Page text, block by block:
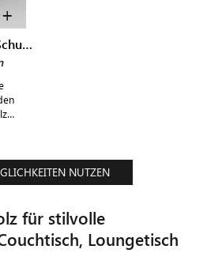
+
Nachttisch MENA mit Schublade
NUTZEN
für stilvolle
Loungetisch